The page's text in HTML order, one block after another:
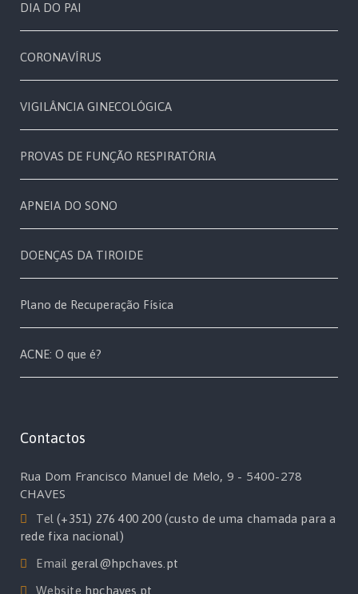
DIA DO PAI
CORONAVÍRUS
VIGILÂNCIA GINECOLÓGICA
PROVAS DE FUNÇÃO RESPIRATÓRIA
APNEIA DO SONO
DOENÇAS DA TIROIDE
Plano de Recuperação Física
ACNE: O que é?
Contactos
Rua Dom Francisco Manuel de Melo, 9 - 5400-278
CHAVES
Tel(+351) 276 400 200 (custo de uma chamada para a
rede fixa nacional)
Email geral@hpchaves.pt
Website hpchaves.pt